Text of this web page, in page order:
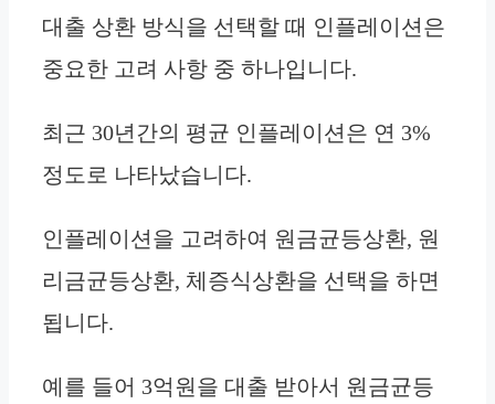
대출 상환 방식을 선택할 때 인플레이션은
중요한 고려 사항 중 하나입니다.
최근 30년간의 평균 인플레이션은 연 3%
정도로 나타났습니다.
인플레이션을 고려하여 원금균등상환, 원
리금균등상환, 체증식상환을 선택을 하면
됩니다.
예를 들어 3억원을 대출 받아서 원금균등